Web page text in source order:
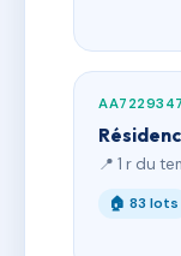
AA7229347
📍 1 r du
🏠 83 lots